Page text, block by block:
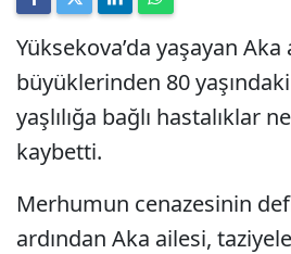
Yüksekova’da yaşayan
büyüklerinden 80
yaşlılığa bağlı hastalıklar
kaybetti.
Merhumun cenazesinin
ardından Aka ailesi,